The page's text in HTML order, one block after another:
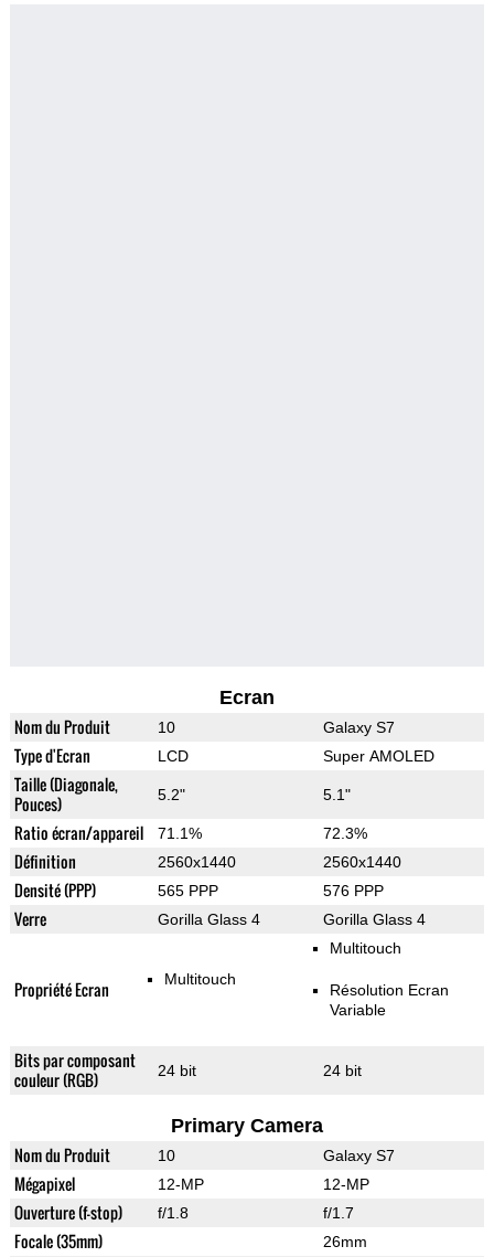
Ecran
Nom du Produit 10 Galaxy S7
Type d'Ecran LCD Super AMOLED
Taille (Diagonale,
Pouces)
5.2" 5.1"
Ratio écran/appareil 71.1% 72.3%
Définition 2560x1440 2560x1440
Densité (PPP) 565 PPP 576 PPP
Verre Gorilla Glass 4 Gorilla Glass 4
Propriété Ecran Multitouch
Multitouch
Résolution Ecran
Variable
Bits par composant
couleur (RGB)
24 bit 24 bit
Primary Camera
Nom du Produit 10 Galaxy S7
Mégapixel 12-MP 12-MP
Ouverture (f-stop) f/1.8 f/1.7
Focale (35mm) 26mm